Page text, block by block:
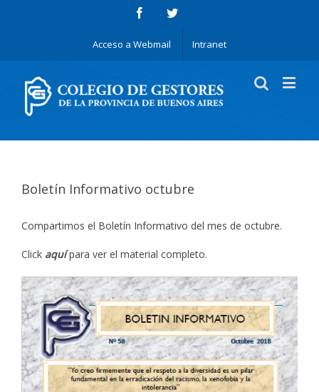
Acceso a Webmail Intranet
Boletín Informativo octubre
Compartimos el Boletín Informativo del mes de octubre.
Click aquípara ver el material completo.